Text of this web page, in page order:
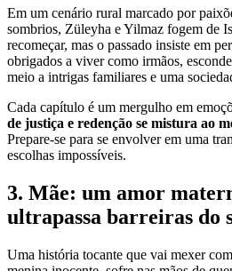
Em um cenário rural marcado por
sombrios, Züleyha e Yilmaz fogem de
recomeçar, mas o passado insiste em
obrigados a viver como irmãos,
meio a intrigas familiares e uma
Cada capítulo é um mergulho em
de justiça e redenção se mistura ao
Prepare-se para se envolver em uma
escolhas impossíveis.
3. Mãe: um amor
ultrapassa barreiras do
Uma história tocante que vai mexer